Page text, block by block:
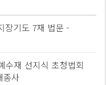
장기도 7재 법문 -
수재 선지식 초청법회
종사